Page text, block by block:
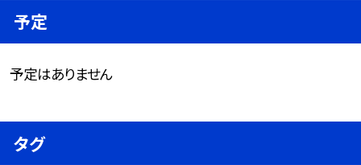
予定
予定はありません
タグ